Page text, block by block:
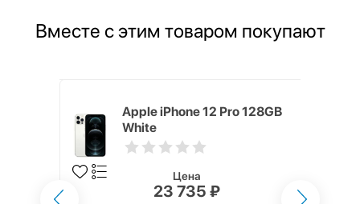
Вместе с этим товаром покупают
Apple iPhone 12 Pro 128GB
White
Цена
23 735 ₽